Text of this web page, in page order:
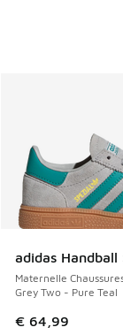
adidas Handball
Maternelle
Grey Two - Pure Teal
€ 64,99